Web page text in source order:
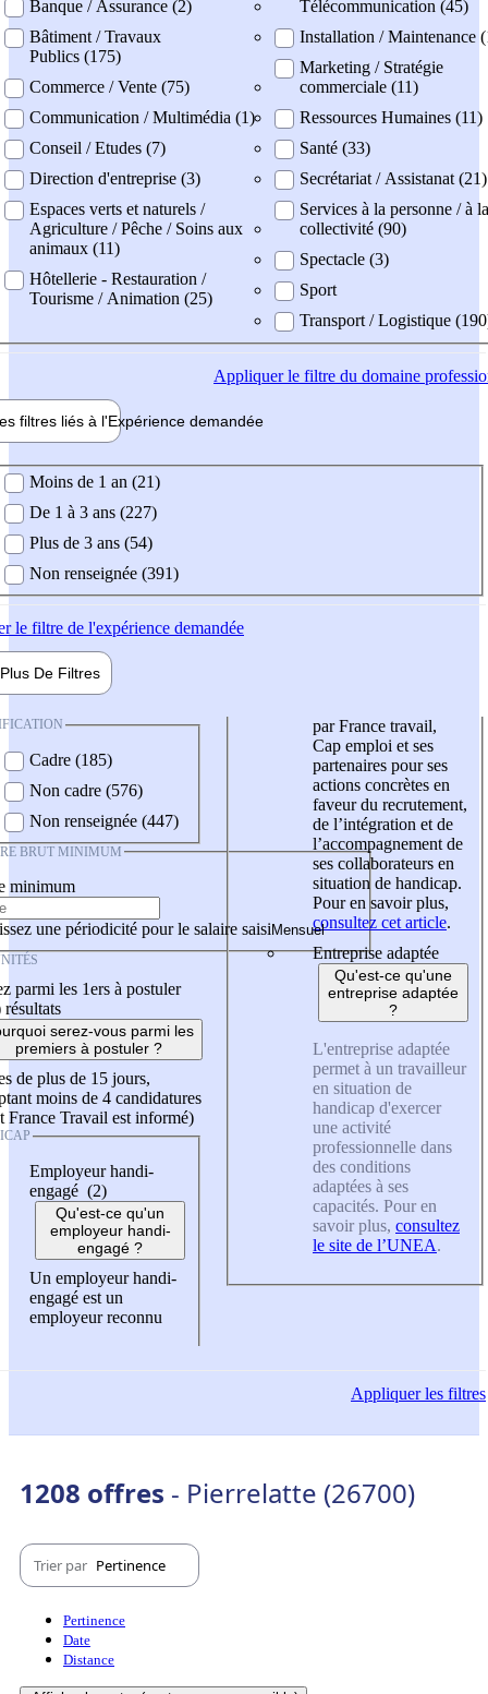
Banque / Assurance (2)
Bâtiment / Travaux
Publics (175)
Commerce / Vente (75)
Communication / Multimédia (1)
Conseil / Etudes (7)
Direction d'entreprise (3)
Espaces verts et naturels /
Agriculture / Pêche / Soins aux
animaux (11)
Hôtellerie - Restauration /
Tourisme / Animation (25)
Télécommunication (45)
Installation / Maintenance
Marketing / Stratégie
commerciale (11)
Ressources Humaines (11)
Santé (33)
Secrétariat / Assistanat (21)
Services à la personne / à la
collectivité (90)
Spectacle (3)
Sport
Transport / Logistique
Appliquerle filtre du domaine
filtres liés à l'Expérience demandée
demandée
Moins de 1 an (21)
De 1 à 3 ans (227)
Plus de 3 ans (54)
Non renseignée (391)
le filtre de l'expérience demandée
Plus De Filtres
Cadre (185)
Non cadre (576)
Non renseignée (447)
BRUT MINIMUM
minimum
une périodicité pour le salaire saisi
parmi les 1ers à postuler
résultats
serez-vous parmi les
premiers à postuler ?
de plus de 15 jours,
moins de 4 candidatures
France Travail est informé)
Employeur handi-
engagé (2)
Qu'est-ce qu'un
employeur handi-
engagé ?
Un employeur handi-
engagé est un
employeur reconnu
par France travail,
Cap emploi et ses
partenaires pour ses
actions concrètes en
faveur du recrutement,
de l’intégration et de
l’accompagnement de
ses collaborateurs en
situation de handicap.
Pour en savoir plus,
consultez cet article.
Entreprise adaptée
Qu'est-ce qu'une
entreprise adaptée
?
L'entreprise adaptée
permet à un travailleur
en situation de
handicap d'exercer
une activité
professionnelle dans
des conditions
adaptées à ses
capacités. Pour en
savoir plus, consultez
le site de l’UNEA.
Appliquerles filtres
1208 offres - Pierrelatte (26700)
Trier par Pertinence
Pertinence
Date
Distance